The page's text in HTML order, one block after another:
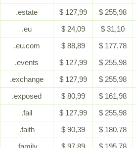
.estate
$ 127,99 $ 255,98
.eu
$ 24,09 $ 31,10
.eu.com
$ 88,89 $ 177,78
.events
$ 127,99 $ 255,98
.exchange
$ 127,99 $ 255,98
.exposed
$ 80,99 $ 161,98
.fail
$ 127,99 $ 255,98
.faith
$ 90,39 $ 180,78
.family
$ 97,89 $ 195,78